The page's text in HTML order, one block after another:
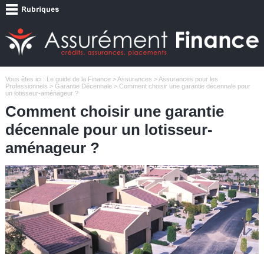
Vous êtes ici : Le guide de la Finance>Assurances >Assurances pour les
Professionnels > Garantie Décennale> Comment choisir une garantie décennale pour
un lotisseur-aménageur ?
Comment choisir une garantie
décennale pour un lotisseur-
aménageur ?